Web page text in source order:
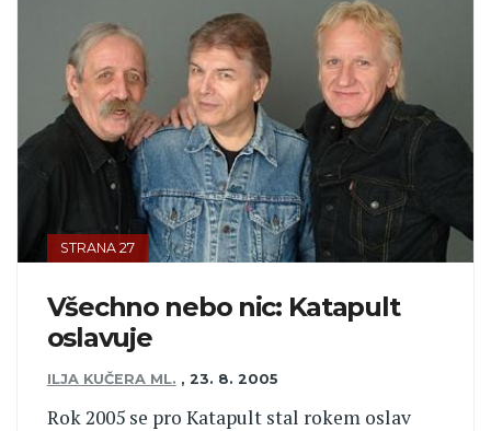
STRANA 27
Všechno nebo nic: Katapult
oslavuje
ILJA KUČERA ML. , 23. 8. 2005
Rok 2005 se pro Katapult stal rokem oslav